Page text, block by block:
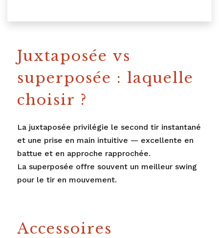
Juxtaposée vs
superposée : laquelle
choisir ?
La juxtaposée privilégie le second tir instantané
et une prise en main intuitive — excellente en
battue et en approche rapprochée.
La superposée offre souvent un meilleur swing
pour le tir en mouvement.
Accessoires